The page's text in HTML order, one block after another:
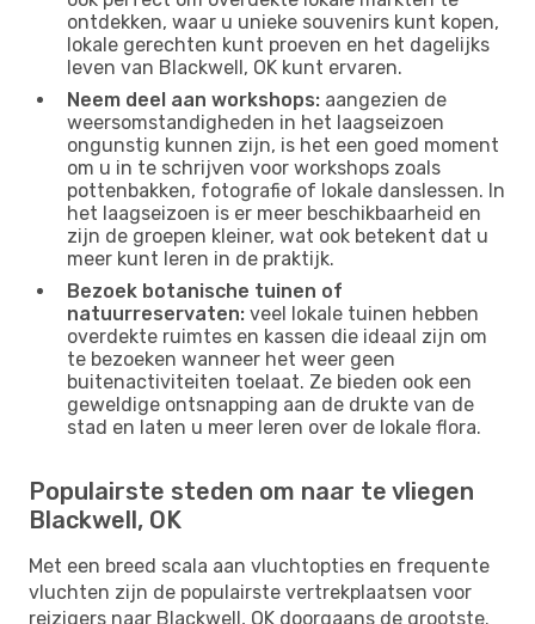
ontdekken, waar u unieke souvenirs kunt kopen,
lokale gerechten kunt proeven en het dagelijks
leven van Blackwell, OK kunt ervaren.
Neem deel aan workshops: aangezien de
weersomstandigheden in het laagseizoen
ongunstig kunnen zijn, is het een goed moment
om u in te schrijven voor workshops zoals
pottenbakken, fotografie of lokale danslessen. In
het laagseizoen is er meer beschikbaarheid en
zijn de groepen kleiner, wat ook betekent dat u
meer kunt leren in de praktijk.
Bezoek botanische tuinen of
natuurreservaten: veel lokale tuinen hebben
overdekte ruimtes en kassen die ideaal zijn om
te bezoeken wanneer het weer geen
buitenactiviteiten toelaat. Ze bieden ook een
geweldige ontsnapping aan de drukte van de
stad en laten u meer leren over de lokale flora.
Populairste steden om naar te vliegen
Blackwell, OK
Met een breed scala aan vluchtopties en frequente
vluchten zijn de populairste vertrekplaatsen voor
reizigers naar Blackwell, OK doorgaans de grootste.